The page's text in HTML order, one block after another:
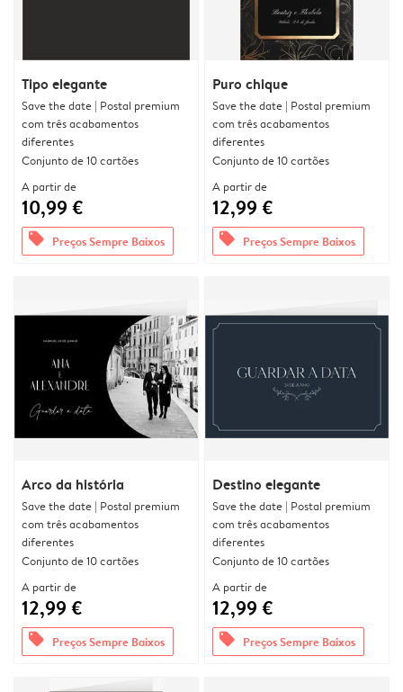
Tipo elegante
Save the date | Postal premium
com três acabamentos
diferentes
Conjunto de 10 cartões
A partir de
10,99 €
offers Preços Sempre Baixos
Puro chique
Save the date | Postal premium
com três acabamentos
diferentes
Conjunto de 10 cartões
A partir de
12,99 €
offers Preços Sempre Baixos
Arco da história
Save the date | Postal premium
com três acabamentos
diferentes
Conjunto de 10 cartões
A partir de
12,99 €
offers Preços Sempre Baixos
Destino elegante
Save the date | Postal premium
com três acabamentos
diferentes
Conjunto de 10 cartões
A partir de
12,99 €
offers Preços Sempre Baixos